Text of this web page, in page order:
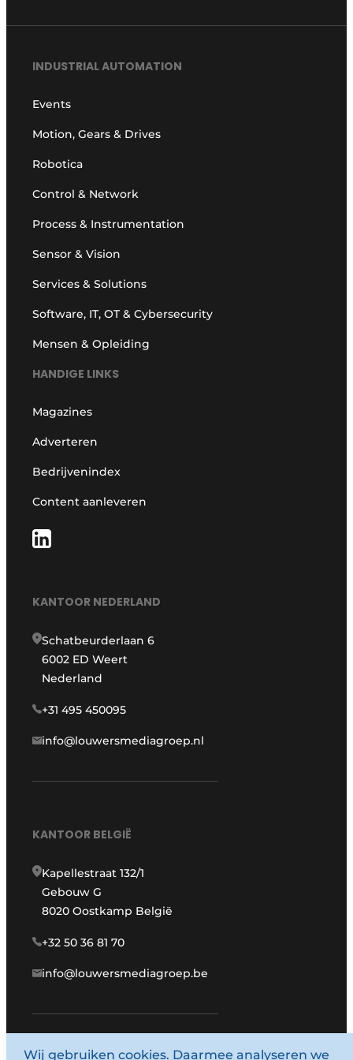
Vacatures
Video’s
INDUSTRIAL AUTOMATION
Events
Motion, Gears & Drives
Robotica
Control & Network
Process & Instrumentation
Sensor & Vision
Services & Solutions
Software, IT, OT & Cybersecurity
Mensen & Opleiding
HANDIGE LINKS
Magazines
Adverteren
Bedrijvenindex
Content aanleveren
KANTOOR NEDERLAND
Schatbeurderlaan 6
6002 ED Weert
Nederland
+31 495 450095
info@louwersmediagroep.nl
KANTOOR BELGIË
Kapellestraat 132/1
Gebouw G
8020 Oostkamp België
+32 50 36 81 70
info@louwersmediagroep.be
www.louwersmediagroep.com
Wij gebruiken cookies. Daarmee analyseren we